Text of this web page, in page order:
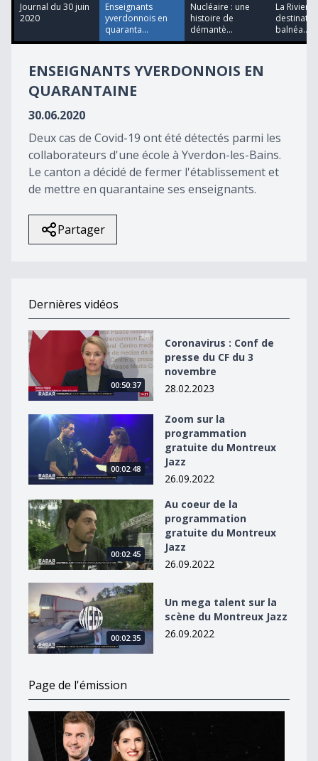
16
seconds
Journal du 30 juin
2020
Enseignants
yverdonnois en
quaranta...
Nucléaire : une
histoire de
démantè...
La Riviera
balnéa...
ENSEIGNANTS YVERDONNOIS EN
QUARANTAINE
30.06.2020
Deux cas de Covid-19 ont été détectés parmi les
collaborateurs d'une école à Yverdon-les-Bains.
Le canton a décidé de fermer l'établissement et
de mettre en quarantaine ses enseignants.
Partager
Dernières vidéos
Coronavirus : Conf de presse du CF du 3 novembre
00:50:37
Coronavirus : Conf de
presse du CF du 3
novembre
28.02.2023
Zoom sur la programmation gratuite du Montreux
00:02:48
Zoom sur la
programmation
gratuite du Montreux
Jazz
26.09.2022
Au coeur de la programmation gratuite du Montreux
00:02:45
Au coeur de la
programmation
gratuite du Montreux
Jazz
26.09.2022
Un mega talent sur la scène du Montreux Jazz
00:02:35
Un mega talent sur la
scène du Montreux Jazz
26.09.2022
Page de l'émission